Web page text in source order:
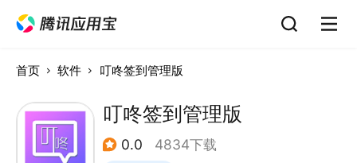
首页 软件 叮咚签到管理版
叮咚签到管理版
0.0 4834下载